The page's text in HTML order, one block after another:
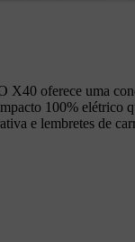
oferece uma
100% elétrico
e lembretes de